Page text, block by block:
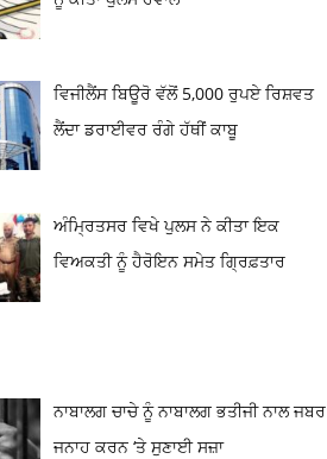
ਵਿਜੀਲੈਂਸ ਬਿਊਰੋ ਵੱਲੋਂ 5,000 ਰੁਪਏ ਰਿਸ਼ਵਤ
ਲੈਂਦਾ ਡਰਾਈਵਰ ਰੰਗੇ ਹੱਥੀਂ ਕਾਬੂ
ਅੰਮ੍ਰਿਤਸਰ ਵਿਖੇ ਪੁਲਸ ਨੇ ਕੀਤਾ ਇਕ
ਵਿਅਕਤੀ ਨੂੰ ਹੈਰੋਇਨ ਸਮੇਤ ਗ੍ਰਿਫ਼ਤਾਰ
ਨਾਬਾਲਗ ਚਾਚੇ ਨੂੰ ਨਾਬਾਲਗ ਭਤੀਜੀ ਨਾਲ ਜਬਰ
ਜਨਾਹ ਕਰਨ ‘ਤੇ ਸੁਣਾਈ ਸਜ਼ਾ